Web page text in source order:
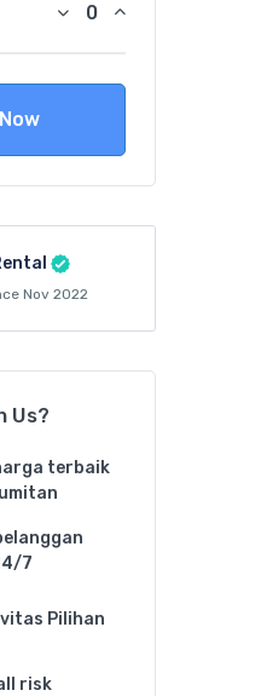
Nov 2022
Us?
terbaik
7
Pilihan
risk